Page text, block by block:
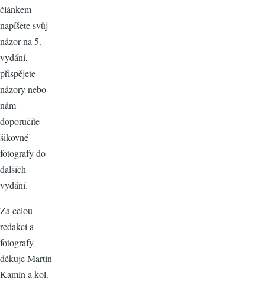
článkem
napíšete svůj
názor na 5.
vydání,
přispějete
názory nebo
nám
doporučíte
šikovné
fotografy do
dalších
vydání.
Za celou
redakci a
fotografy
děkuje Martin
Kamín a kol.